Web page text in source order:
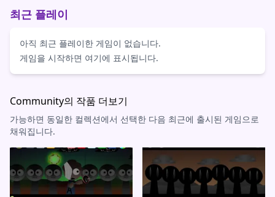
최근 플레이
아직 최근 플레이한 게임이 없습니다.
게임을 시작하면 여기에 표시됩니다.
Community의 작품 더보기
가능하면 동일한 컬렉션에서 선택한 다음 최근에 출시된 게임으로
채워집니다.